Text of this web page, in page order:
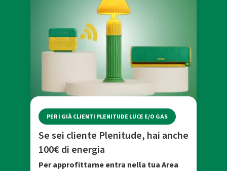
PER I GIÀ CLIENTI PLENITUDE LUCE E/O GAS
Se sei cliente Plenitude, hai anche
100€ di energia
Per approfittarne entra nella tua Area